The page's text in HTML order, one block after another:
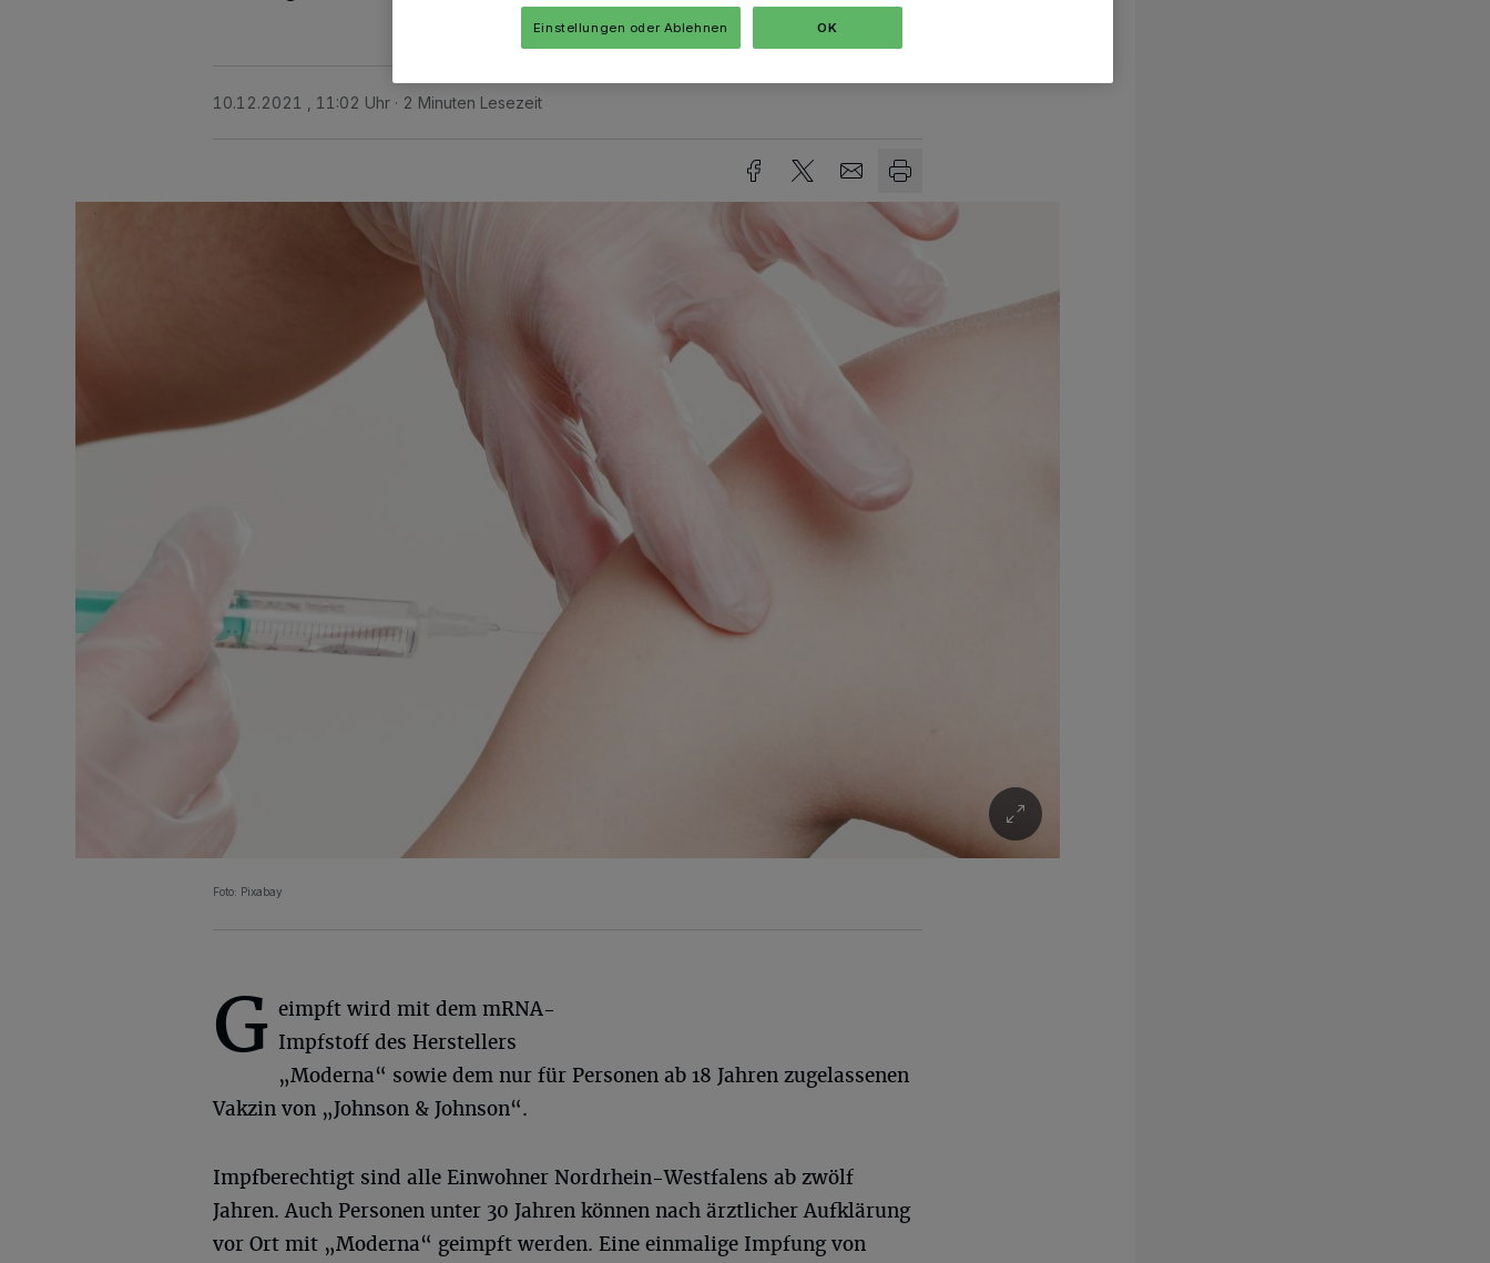
10.12.2021 , 11:02 Uhr 2 Minuten Lesezeit
Foto: Pixabay
G eimpft wird mit dem mRNA-
Impfstoff des Herstellers
„Moderna“ sowie dem nur für Personen ab 18 Jahren zugelassenen
Vakzin von „Johnson & Johnson“.
Impfberechtigt sind alle Einwohner Nordrhein-Westfalens ab zwölf
Jahren. Auch Personen unter 30 Jahren können nach ärztlicher Aufklärung
vor Ort mit „Moderna“ geimpft werden. Eine einmalige Impfung von
Einstellungen oder Ablehnen OK